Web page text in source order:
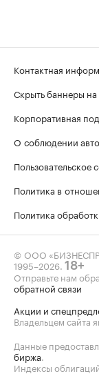
Контактная
Скрыть баннеры
Корпоративная
О соблюдении
Пользовательское
Политика в
Политика
© ООО
1995–2026 18+
Отправьте нам
обратной связи
Акции и
Владельцем сайта
Данные
биржа
Индексы